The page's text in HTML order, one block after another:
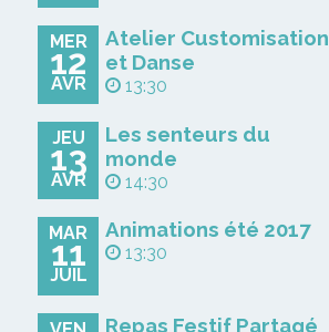
MER
12
AVR
Atelier Customisation
et Danse
13:30
JEU
13
AVR
Les senteurs du
monde
14:30
MAR
11
JUIL
Animations été 2017
13:30
Repas Festif Partagé